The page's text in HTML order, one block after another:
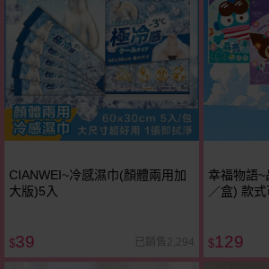
CIANWEI~冷感濕巾(顏體兩用加
大版)5入
$39 已銷售2,294
幸福物語~
／盒) 款式
$129